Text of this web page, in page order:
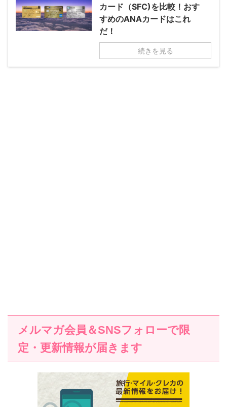
カード（SFC)を比較！おす
すめのANAカードはこれ
だ！
続きを見る
メルマガ会員＆SNSフォローで限
定・更新情報が届きます